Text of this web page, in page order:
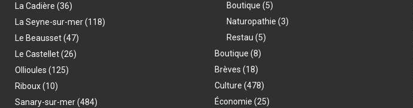
La Cadière (36)
La Seyne-sur-mer(118)
Le Beausset(47)
Le Castellet(26)
Ollioules (125)
Riboux(10)
Sanary-sur-mer(484)
Boutique (5)
Naturopathie (3)
Restau (5)
Boutique (8)
Brèves (18)
Culture (478)
Économie (25)